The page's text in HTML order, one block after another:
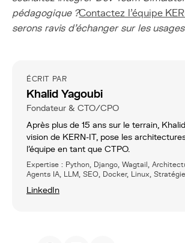
pédagogique ?Contactez l'équipe
serons ravis d'échanger sur les
ÉCRIT PAR
Khalid Yagoubi
Fondateur & CTO/CPO
Après plus de 15 ans sur le terrain,
vision de KERN-IT, pose les
l’équipe en tant que CTPO.
Expertise : Python, Django, Wagtail,
Agents IA, LLM, SEO, Docker, Linux,
LinkedIn